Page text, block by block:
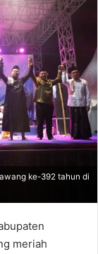
ke-392 tahun di
meriah